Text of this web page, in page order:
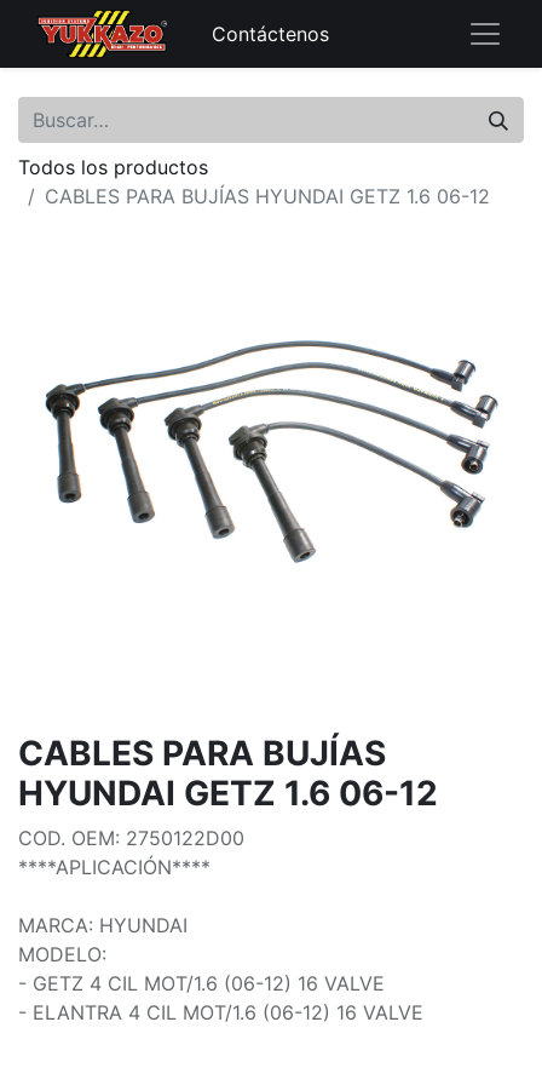
Contáctenos
Todos los productos
CABLES PARA BUJÍAS HYUNDAI GETZ 1.6 06-12
CABLES PARA BUJÍAS
HYUNDAI GETZ 1.6 06-12
COD. OEM: 2750122D00
****APLICACIÓN****
MARCA: HYUNDAI
MODELO:
- GETZ 4 CIL MOT/1.6 (06-12) 16 VALVE
- ELANTRA 4 CIL MOT/1.6 (06-12) 16 VALVE